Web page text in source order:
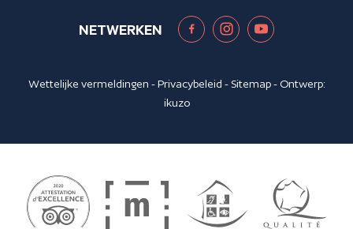
NETWERKEN
Wettelijke vermeldingen -Privacybeleid - Sitemap- Ontwerp:
ikuzo